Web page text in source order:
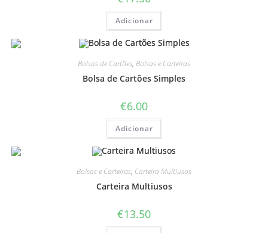
Adicionar
Bolsas de Cartões, Bolsas e Carteiras
Bolsa de Cartões Simples
€6.00
Adicionar
Bolsas e Carteiras, Carteira Multiusos
Carteira Multiusos
€13.50